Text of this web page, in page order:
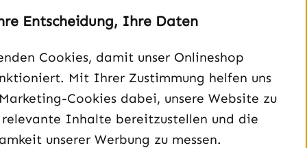
Unterstützung und Beratung unter:
040 – 182 295 901
Mo-Fr, 08:00 - 16:00 Uhr
Entscheidung, Ihre Daten
Cookies, damit unser Onlineshop
Mit Ihrer Zustimmung helfen uns
Cookies dabei, unsere Website zu
relevante Inhalte bereitzustellen und die
unserer Werbung zu messen.